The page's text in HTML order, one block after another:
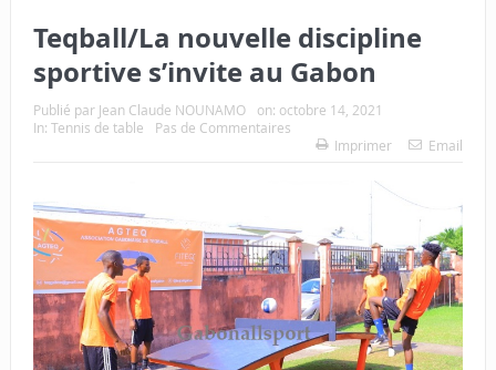
Teqball/La nouvelle discipline
sportive s’invite au Gabon
Publié par Jean Claude NOUNAMO on: octobre 14, 2021
In: Tennis de table
Pas de Commentaires
Imprimer
Email